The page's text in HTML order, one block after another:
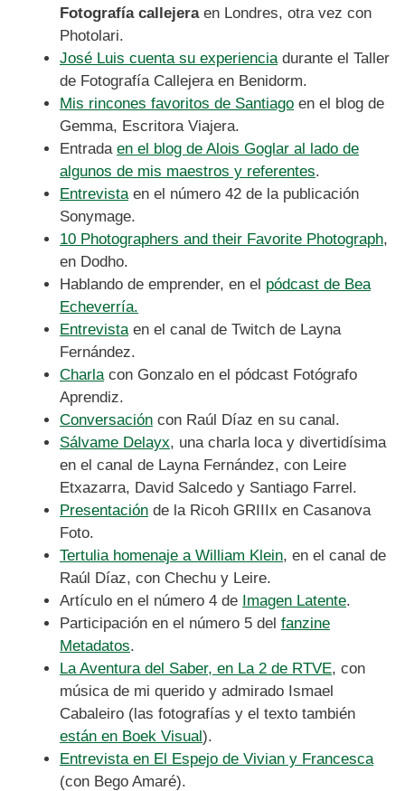
Fotografía callejeraen Londres, otra vez con
Photolari.
José Luis cuenta su experienciadurante el Taller
de Fotografía Callejera en Benidorm.
Mis rincones favoritos de Santiago en el blog de
Gemma, Escritora Viajera.
Entrada en el blog de Alois Goglar al lado de
algunos de mis maestros y referentes.
Entrevistaen el número 42 de la publicación
Sonymage.
10 Photographers and their Favorite Photograph,
en Dodho.
Hablando de emprender, en el pódcast de Bea
Echeverría.
Entrevistaen el canal de Twitch de Layna
Fernández.
Charlacon Gonzalo en el pódcast Fotógrafo
Aprendiz.
Conversación con Raúl Díaz en su canal.
Sálvame Delayx, una charla loca y divertidísima
en el canal de Layna Fernández, con Leire
Etxazarra, David Salcedo y Santiago Farrel.
Presentación de la Ricoh GRIIIx en Casanova
Foto.
Tertulia homenaje a William Klein, en el canal de
Raúl Díaz, con Chechu y Leire.
Artículo en el número 4 de Imagen Latente.
Participación en el número 5 del fanzine
Metadatos.
La Aventura del Saber, en La 2 de RTVE, con
música de mi querido y admirado Ismael
Cabaleiro (las fotografías y el texto también
están en Boek Visual).
Entrevista en El Espejo de Vivian y Francesca
(con Bego Amaré).